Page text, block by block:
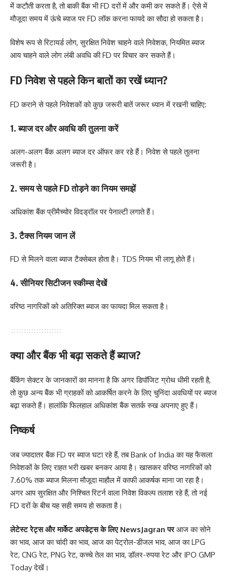
में कटौती करता है, तो बाकी बैंक भी FD दरों में और कमी कर सकते हैं। ऐसे में
मौजूदा समय में ऊंचे ब्याज पर FD लॉक करना फायदे का सौदा हो सकता है।
विशेष रूप से रिटायर्ड लोग, सुरक्षित निवेश चाहने वाले निवेशक, नियमित ब्याज
आय चाहने वाले लोग लंबी अवधि की FD पर विचार कर सकते हैं।
FD निवेश से पहले किन बातों का रखें ध्यान?
FD कराने से पहले निवेशकों को कुछ जरूरी बातें जरूर ध्यान में रखनी चाहिए:
1. ब्याज दर और अवधि की तुलना करें
अलग-अलग बैंक अलग ब्याज दर ऑफर कर रहे हैं। निवेश से पहले तुलना
जरूरी है।
2. समय से पहले FD तोड़ने का नियम समझें
अधिकांश बैंक प्रीमैच्योर विदड्रॉल पर पेनाल्टी लगाते हैं।
3. टैक्स नियम जान लें
FD से मिलने वाला ब्याज टैक्सेबल होता है। TDS नियम भी लागू होते हैं।
4. सीनियर सिटीजन स्कीम्स देखें
वरिष्ठ नागरिकों को अतिरिक्त ब्याज का फायदा मिल सकता है।
क्या और बैंक भी बढ़ा सकते हैं ब्याज?
बैंकिंग सेक्टर के जानकारों का मानना है कि अगर डिपॉजिट ग्रोथ धीमी रहती है,
तो कुछ अन्य बैंक भी ग्राहकों को आकर्षित करने के लिए चुनिंदा अवधियों पर ब्याज
बढ़ा सकते हैं। हालांकि फिलहाल अधिकांश बैंक सतर्क रुख अपनाए हुए हैं।
निष्कर्ष
जब ज्यादातर बैंक FD पर ब्याज घटा रहे हैं, तब Bank of India का यह फैसला
निवेशकों के लिए राहत भरी खबर बनकर आया है। खासकर वरिष्ठ नागरिकों को
7.60% तक ब्याज मिलना मौजूदा माहौल में काफी आकर्षक माना जा रहा है।
अगर आप सुरक्षित और निश्चित रिटर्न वाला निवेश विकल्प तलाश रहे हैं, तो नई
FD दरों के बीच यह सही समय हो सकता है।
लेटेस्ट रेट्स और मार्केट अपडेट्स के लिए NewsJagran पर आज का सोने
का भाव, आज का चांदी का भाव, आज का पेट्रोल-डीजल भाव, आज का LPG
रेट, CNG रेट, PNG रेट,कच्चे तेल का भाव,डॉलर-रुपया रेट और IPO GMP
Todayदेखें।